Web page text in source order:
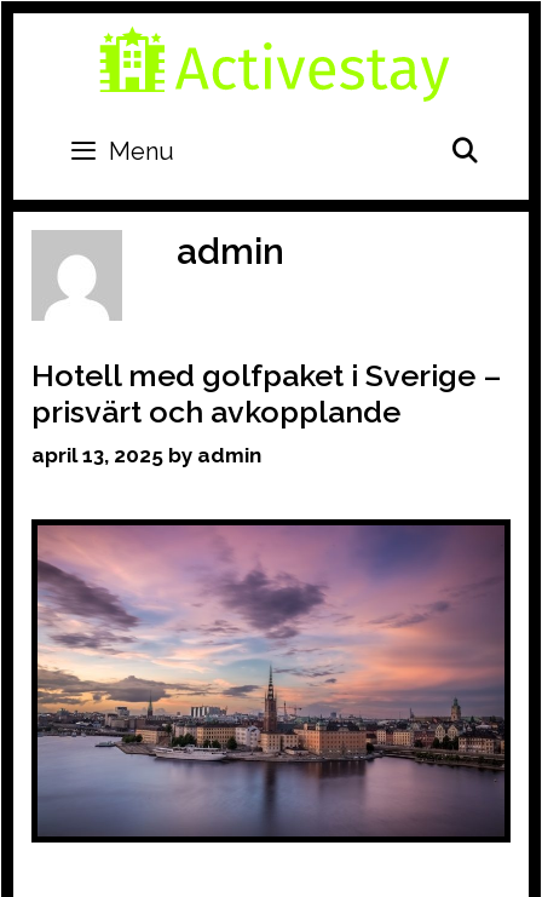
content
Menu
admin
Hotell med golfpaket i Sverige –
prisvärt och avkopplande
april 13, 2025 by admin